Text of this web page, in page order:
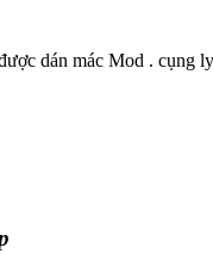
dán mác Mod . cụng